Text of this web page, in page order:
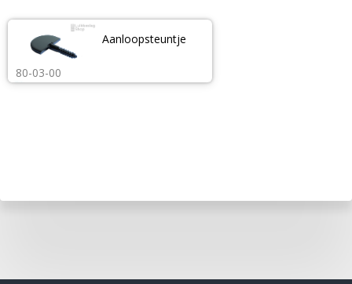
80-03-00
Aanloopsteuntje